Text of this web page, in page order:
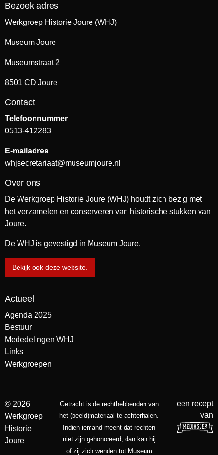
Bezoek adres
Werkgroep Historie Joure (WHJ)
Museum Joure
Museumstraat 2
8501 CD Joure
Contact
Telefoonnummer
0513-412283
E-mailadres
whjsecretariaat@museumjoure.nl
Over ons
De Werkgroep Historie Joure (WHJ) houdt zich bezig met
het verzamelen en conserveren van historische stukken van
Joure.
De WHJ is gevestigd in Museum Joure.
Bekijk ook deze website.
Actueel
Agenda 2025
Bestuur
Mededelingen WHJ
Links
Werkgroepen
© 2026
Werkgroep
Historie
Joure
Getracht is de rechthebbenden van
het (beeld)materiaal te achterhalen.
Indien iemand meent dat rechten
niet zijn gehonoreerd, dan kan hij
of zij zich wenden tot Museum
een recept
van